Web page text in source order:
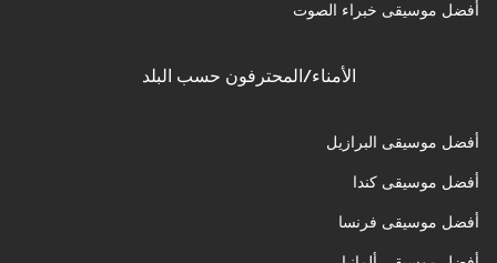
أفضل موسيقى خبراء الصوت
الأمناء/المحترفون حسب البلد
أفضل موسيقى البرازيل
أفضل موسيقى كندا
أفضل موسيقى فرنسا